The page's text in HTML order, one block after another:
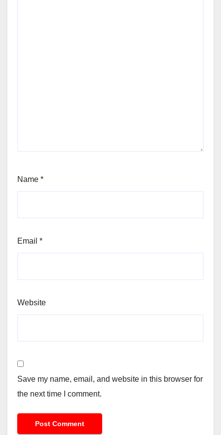
Name *
Email *
Website
Save my name, email, and website in this browser for
the next time I comment.